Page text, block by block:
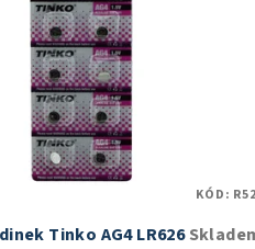
Tinko AG4 LR626
KÓD: